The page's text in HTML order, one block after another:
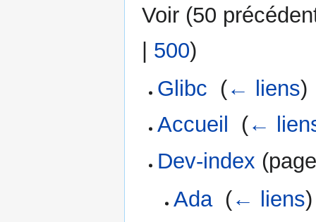
Voir (50
| 500)
Glibc (← liens)
Accueil
(←
Dev-index
Ada‎ (← liens)